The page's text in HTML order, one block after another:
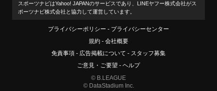
スポーツナビはYahoo! JAPANのサービスであり、LINEヤフー株式会社がス
ポーツナビ株式会社と協力して運営しています。
プライバシーポリシー
プライバシーセンター
規約
会社概要
免責事項
広告掲載について
スタッフ募集
ご意見・ご要望
ヘルプ
© B.LEAGUE
© DataStadium Inc.